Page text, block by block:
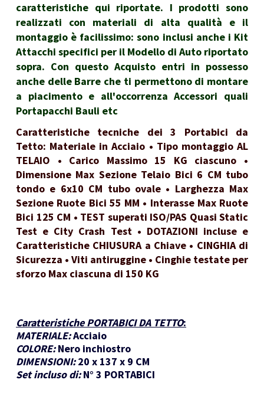
caratteristiche qui riportate. I prodotti sono
realizzati con materiali di alta qualità e il
montaggio è facilissimo: sono inclusi anche i Kit
Attacchi specifici per il Modello di Auto riportato
sopra. Con questo Acquisto entri in possesso
anche delle Barre che ti permettono di montare
a piacimento e all'occorrenza Accessori quali
Portapacchi Bauli etc
Caratteristiche tecniche dei 3 Portabici da
Tetto: Materiale in Acciaio • Tipo montaggio AL
TELAIO • Carico Massimo 15 KG ciascuno •
Dimensione Max Sezione Telaio Bici 6 CM tubo
tondo e 6x10 CM tubo ovale • Larghezza Max
Sezione Ruote Bici 55 MM • Interasse Max Ruote
Bici 125 CM • TEST superati ISO/PAS Quasi Static
Test e City Crash Test • DOTAZIONI incluse e
Caratteristiche CHIUSURA a Chiave • CINGHIA di
Sicurezza • Viti antiruggine • Cinghie testate per
sforzo Max ciascuna di 150 KG
Caratteristiche PORTABICI DA TETTO:
MATERIALE:Acciaio
COLORE: Nero inchiostro
DIMENSIONI: 20 x 137 x 9 CM
Set incluso di: N° 3 PORTABICI